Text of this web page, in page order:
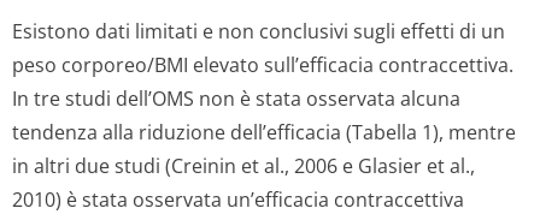
Esistono dati limitati e non conclusivi sugli effetti di un
peso corporeo/BMI elevato sull’efficacia contraccettiva.
In tre studi dell’OMS non è stata osservata alcuna
tendenza alla riduzione dell’efficacia (Tabella 1), mentre
in altri due studi (Creinin et al., 2006 e Glasier et al.,
2010) è stata osservata un’efficacia contraccettiva